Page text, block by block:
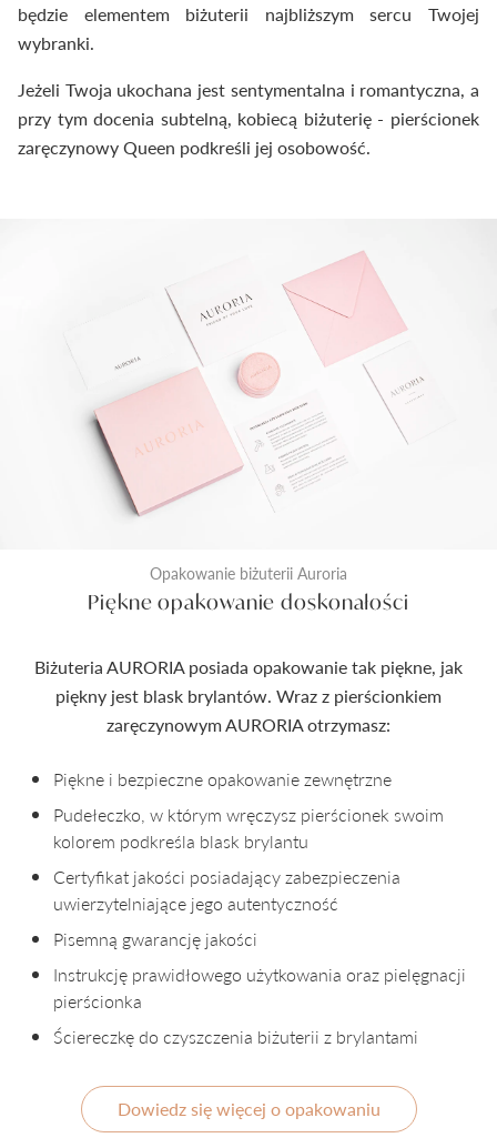
będzie elementem biżuterii najbliższym sercu Twojej
wybranki.
Jeżeli Twoja ukochana jest sentymentalna i romantyczna, a
przy tym docenia subtelną, kobiecą biżuterię - pierścionek
zaręczynowy Queen podkreśli jej osobowość.
Opakowanie biżuterii Auroria
Piękne opakowanie doskonałości
Biżuteria AURORIA posiada opakowanie tak piękne, jak
piękny jest blask brylantów. Wraz z pierścionkiem
zaręczynowym AURORIA otrzymasz:
Piękne i bezpieczne opakowanie zewnętrzne
Pudełeczko, w którym wręczysz pierścionek swoim
kolorem podkreśla blask brylantu
Certyfikat jakości posiadający zabezpieczenia
uwierzytelniające jego autentyczność
Pisemną gwarancję jakości
Instrukcję prawidłowego użytkowania oraz pielęgnacji
pierścionka
Ściereczkę do czyszczenia biżuterii z brylantami
Dowiedz się więcej o opakowaniu